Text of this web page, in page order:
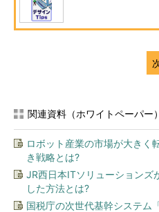
関連資料（ホワイトペーパー）
ロボット産業の市場が大きく
き戦略とは?
JR西日本ITソリューションズ
した方法とは?
国税庁の次世代基幹システム